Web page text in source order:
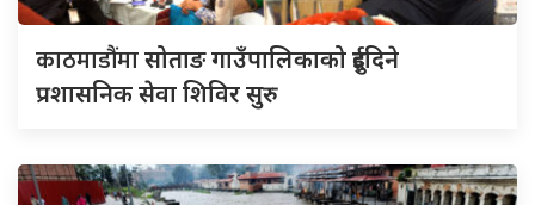
काठमाडौंमासोताङ गाउँपालिकाको दुईदिने
प्रशासनिक सेवा शिविर सुरु